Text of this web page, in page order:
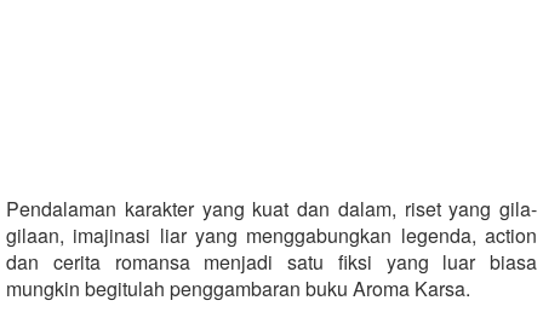
Pendalaman karakter yang kuat dan dalam, riset yang gila-
gilaan, imajinasi liar yang menggabungkan legenda, action
dan cerita romansa menjadi satu fiksi yang luar biasa
mungkin begitulah penggambaran buku Aroma Karsa.